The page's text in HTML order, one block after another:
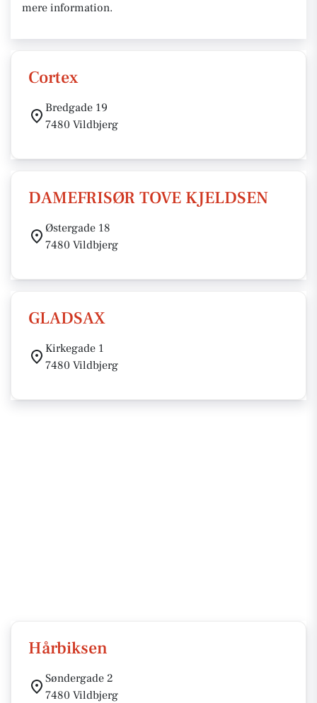
mere information.
Cortex
Bredgade 19
7480 Vildbjerg
DAMEFRISØR TOVE KJELDSEN
Østergade 18
7480 Vildbjerg
GLADSAX
Kirkegade 1
7480 Vildbjerg
Hårbiksen
Søndergade 2
7480 Vildbjerg